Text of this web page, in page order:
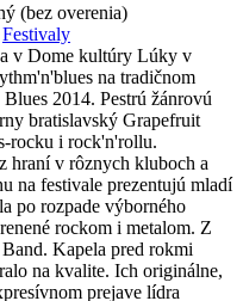
(bez overenia)
Festivaly
v Dome kultúry Lúky v
na tradičnom
2014. Pestrú žánrovú
bratislavský Grapefruit
rocku i rock'n'rollu.
hraní v rôznych kluboch a
na festivale prezentujú mladí
po rozpade výborného
rockom i metalom. Z
Kapela pred rokmi
na kvalite. Ich originálne,
prejave lídra